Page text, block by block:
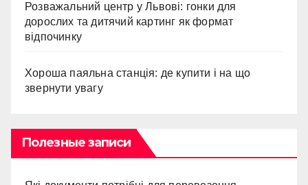
Розважальний центр у Львові: гонки для
дорослих та дитячий картинг як формат
відпочинку
Хороша паяльна станція: де купити і на що
звернути увагу
Полезные записи